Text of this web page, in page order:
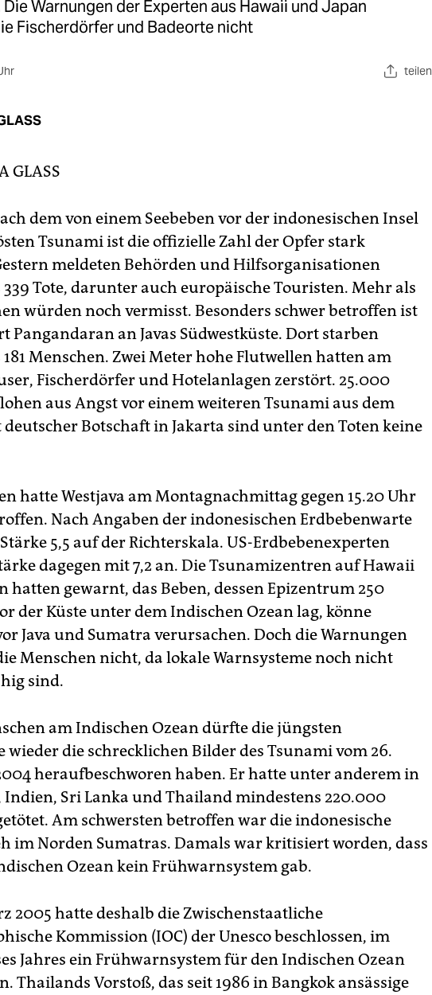
Warnungen der Experten aus Hawaii und Japan
Fischerdörfer und Badeorte nicht
teilen
GLASS
dem von einem Seebeben vor der indonesischen Insel
Tsunami ist die offizielle Zahl der Opfer stark
meldeten Behörden und Hilfsorganisationen
Tote, darunter auch europäische Touristen. Mehr als
würden noch vermisst. Besonders schwer betroffen ist
Pangandaran an Javas Südwestküste. Dort starben
Menschen. Zwei Meter hohe Flutwellen hatten am
Fischerdörfer und Hotelanlagen zerstört. 25.000
aus Angst vor einem weiteren Tsunami aus dem
deutscher Botschaft in Jakarta sind unter den Toten keine
hatte Westjava am Montagnachmittag gegen 15.20 Uhr
Nach Angaben der indonesischen Erdbebenwarte
5,5 auf der Richterskala. US-Erdbebenexperten
dagegen mit 7,2 an. Die Tsunamizentren auf Hawaii
hatten gewarnt, das Beben, dessen Epizentrum 250
der Küste unter dem Indischen Ozean lag, könne
Java und Sumatra verursachen. Doch die Warnungen
Menschen nicht, da lokale Warnsysteme noch nicht
sind.
am Indischen Ozean dürfte die jüngsten
wieder die schrecklichen Bilder des Tsunami vom 26.
heraufbeschworen haben. Er hatte unter anderem in
Indien, Sri Lanka und Thailand mindestens 220.000
Am schwersten betroffen war die indonesische
im Norden Sumatras. Damals war kritisiert worden, dass
Ozean kein Frühwarnsystem gab.
2005 hatte deshalb die Zwischenstaatliche
Kommission (IOC) der Unesco beschlossen, im
Jahres ein Frühwarnsystem für den Indischen Ozean
Thailands Vorstoß, das seit 1986 in Bangkok ansässige